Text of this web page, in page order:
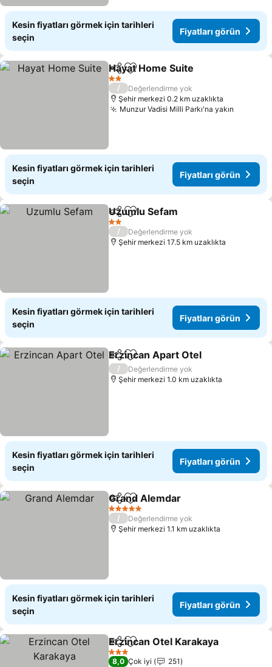
Kesin fiyatları görmek için tarihleri
seçin
Fiyatları görün
PaylaşFavorilerime ekle
Hayat Home Suite
2 Yıldız
/
Değerlendirme yok
Şehir merkezi 0.2 km uzaklıkta
Munzur Vadisi Milli Parkı'na yakın
Kesin fiyatları görmek için tarihleri
seçin
Fiyatları görün
PaylaşFavorilerime ekle
Uzumlu Sefam
2 Yıldız
/
Değerlendirme yok
Şehir merkezi 17.5 km uzaklıkta
Kesin fiyatları görmek için tarihleri
seçin
Fiyatları görün
PaylaşFavorilerime ekle
Erzincan Apart Otel
/
Değerlendirme yok
Şehir merkezi 1.0 km uzaklıkta
Kesin fiyatları görmek için tarihleri
seçin
Fiyatları görün
PaylaşFavorilerime ekle
Grand Alemdar
5 Yıldız
/
Değerlendirme yok
Şehir merkezi 1.1 km uzaklıkta
Kesin fiyatları görmek için tarihleri
seçin
Fiyatları görün
PaylaşFavorilerime ekle
Erzincan Otel Karakaya
3 Yıldız
8,0 Çok iyi
251